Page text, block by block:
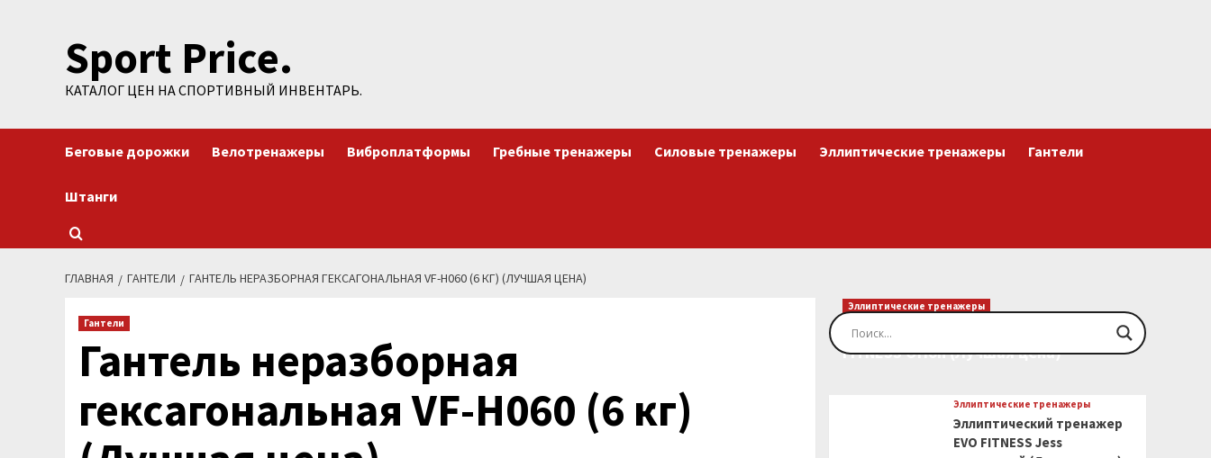
содержимомуSport Price.
КАТАЛОГ ЦЕН НА СПОРТИВНЫЙ ИНВЕНТАРЬ.
Беговые дорожки Велотренажеры Виброплатформы Гребные тренажеры Силовые тренажеры Эллиптические тренажеры Гантели
Штанги
ГЛАВНАЯ ГАНТЕЛИ ГАНТЕЛЬ НЕРАЗБОРНАЯ ГЕКСАГОНАЛЬНАЯ VF-H060 (6 КГ) (ЛУЧШАЯ ЦЕНА)
Гантели
Гантель неразборная
гексагональная VF-H060 (6 кг)
Эллиптические тренажеры
Эллиптический тренажер EVO
FITNESS Orion (Лучшая цена)
Эллиптические тренажеры
Эллиптический тренажер
EVO FITNESS Jess